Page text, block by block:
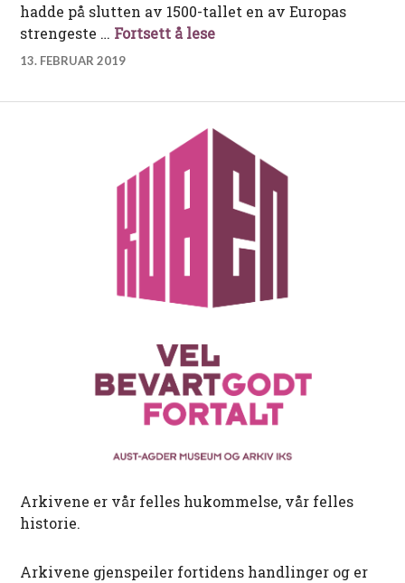
hadde på slutten av 1500-tallet en av Europas
strengeste … Fortsett å leseHeksa fra Bygland
13. FEBRUAR 2019
Arkivene er vår felles hukommelse, vår felles
historie.
Arkivene gjenspeiler fortidens handlinger og er